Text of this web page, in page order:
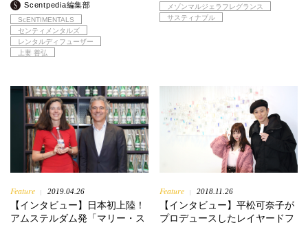
Scentpedia編集部
ScENTIMENTALS
センティメンタルズ
レンタルディフューザー
上妻 善弘
メゾンマルジェラフレグランス
サスティナブル
Feature | 2019.04.26
【インタビュー】日本初上陸！
アムステルダム発「マリー・ス
Feature | 2018.11.26
【インタビュー】平松可奈子が
プロデュースしたレイヤードフ